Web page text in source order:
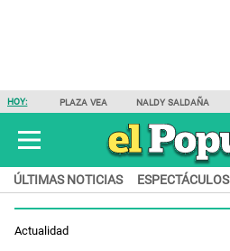
HOY: PLAZA VEA NALDY SALDAÑA
ÚLTIMAS NOTICIAS ESPECTÁCULOS
Actualidad